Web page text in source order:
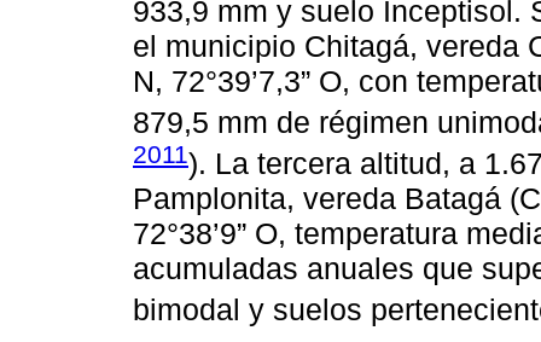
933,9 mm y suelo Inceptisol.
el municipio Chitagá, vereda
N, 72°39’7,3” O, con
879,5 mm de régimen
2011). La tercera altitud, a
Pamplonita, vereda Batagá
72°38’9” O, temperatura
acumuladas anuales que
bimodal y suelos